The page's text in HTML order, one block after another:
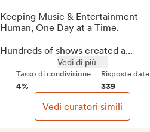
Keeping Music & Entertainment
Human, One Day at a Time.
Hundreds of shows created a...
Vedi di più
Tasso di condivisione
4%
Risposte date
339
Vedi curatori simili